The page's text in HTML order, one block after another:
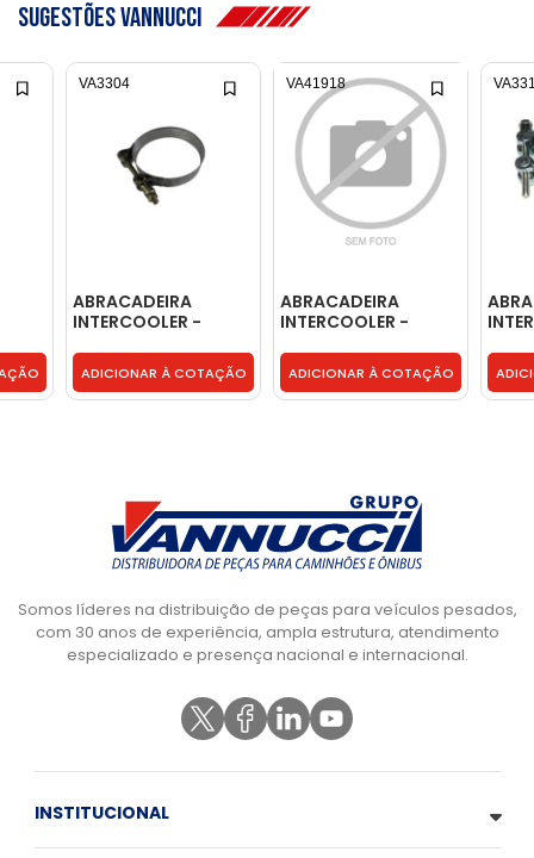
Sugestões Vannucci
ABRACADEIRA
INTERCOOLER -
ADICIONAR À COTAÇÃO
VA3304
ABRACADEIRA
INTERCOOLER -
ADICIONAR À COTAÇÃO
VA41918
Somos líderes na distribuição de peças para veículos pesados,
com 30 anos de experiência, ampla estrutura, atendimento
especializado e presença nacional e internacional.
INSTITUCIONAL